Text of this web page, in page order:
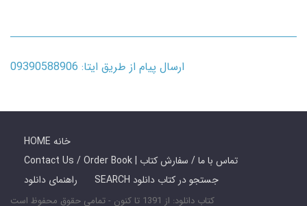
ارسال پیام از طریق ایتا: 09390588906
HOME خانه
Contact Us / Order Book | تماس با ما / سفارش کتاب
راهنمای دانلود
SEARCH جستجو در کتاب دانلود
کتاب دانلود: از 1391 تا کنون - تمامی حقوق محفوظ است